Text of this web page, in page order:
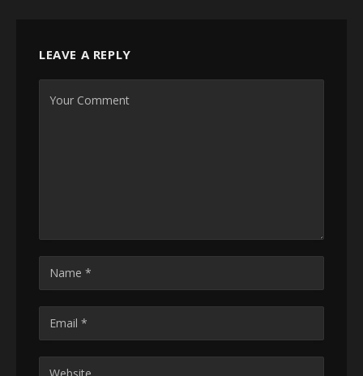
LEAVE A REPLY